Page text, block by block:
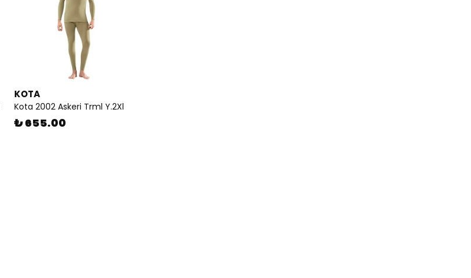
KOTA
Kota 2002 Askeri Trml Y.2Xl
₺ 655.00